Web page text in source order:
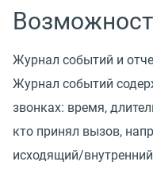
Журнал событий и
Журнал событий
звонках: время,
кто принял вызов,
исходящий/